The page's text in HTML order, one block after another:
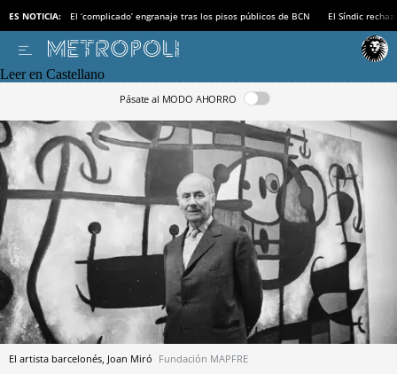
ES NOTICIA: El ‘complicado’ engranaje tras los pisos públicos de BCN El Síndic
Leer en Castellano
Pásate al MODO AHORRO
El artista barcelonés, Joan Miró Fundación MAPFRE